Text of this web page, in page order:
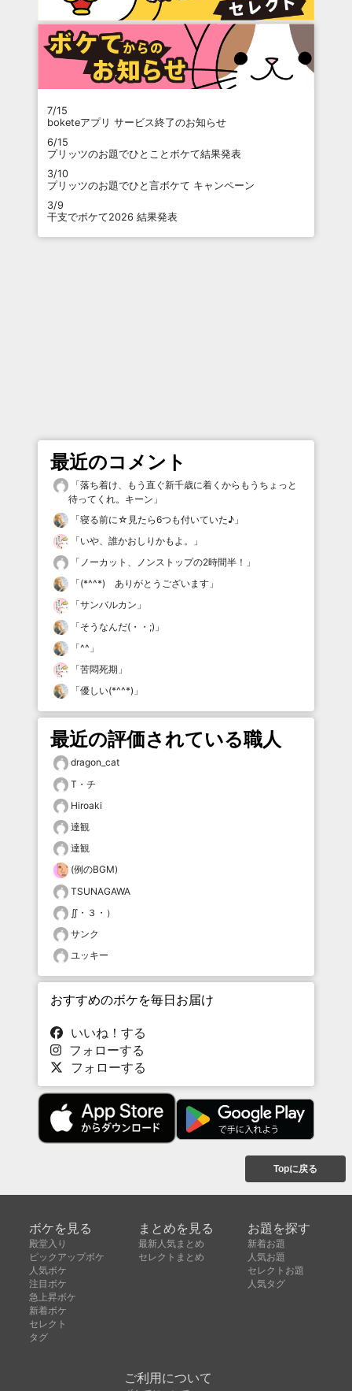
7/15
boketeアプリ サービス終了のお知らせ
6/15
プリッツのお題でひとことボケて結果発表
3/10
プリッツのお題でひと言ボケて キャンペーン
3/9
干支でボケて2026 結果発表
最近のコメント
「落ち着け、もう直ぐ新千歳に着くからもうちょっと
待ってくれ。キーン 」
「寝る前に☆見たら6つも付いていた♪ 」
「いや、誰かおしりかもよ。
」
「 ノーカット、ノンストップの2時間半！ 」
「(*^^*) ありがとうございます 」
「サンバルカン 」
「そうなんだ(・・;) 」
「^^ 」
「苦悶死期 」
「優しい(*^^*) 」
最近の評価されている職人
dragon_cat
T・チ
Hiroaki
達観
達観
(例のBGM)
TSUNAGAWA
∬・３・）
サンク
ユッキー
おすすめのボケを毎日お届け
いいね！する
フォローする
フォローする
Topに戻る
ボケを見る
殿堂入り
ピックアップボケ
人気ボケ
注目ボケ
急上昇ボケ
新着ボケ
セレクト
タグ
まとめを見る
最新人気まとめ
セレクトまとめ
お題を探す
新着お題
人気お題
セレクトお題
人気タグ
ご利用について